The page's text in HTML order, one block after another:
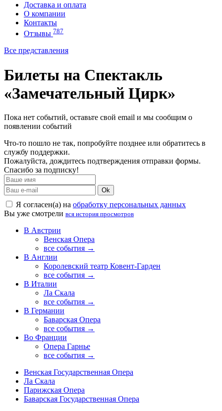
Доставка и оплата
О компании
Контакты
Отзывы 787
Все представления
Билеты на Спектакль
«Замечательный Цирк»
Пока нет событий, оставьте свой email и мы сообщим о
появлении событий
Что-то пошло не так, попробуйте позднее или обратитесь в
службу поддержки.
Пожалуйста, дождитесь подтверждения отправки формы.
Спасибо за подписку!
Ok
Я согласен(а) на обработку персональных данных
Вы уже смотрели вся история просмотров
В Австрии
Венская Опера
все события →
В Англии
Королевский театр Ковент-Гарден
все события →
В Италии
Ла Скала
все события →
В Германии
Баварская Опера
все события →
Во Франции
Опера Гарнье
все события →
Венская Государственная Опера
Ла Скала
Парижская Опера
Баварская Государственная Опера